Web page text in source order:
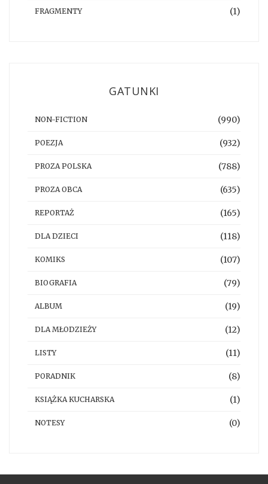
FRAGMENTY (1)
GATUNKI
NON-FICTION (990)
POEZJA (932)
PROZA POLSKA (788)
PROZA OBCA (635)
REPORTAŻ (165)
DLA DZIECI (118)
KOMIKS (107)
BIOGRAFIA (79)
ALBUM (19)
DLA MŁODZIEŻY (12)
LISTY (11)
PORADNIK (8)
KSIĄŻKA KUCHARSKA (1)
NOTESY (0)